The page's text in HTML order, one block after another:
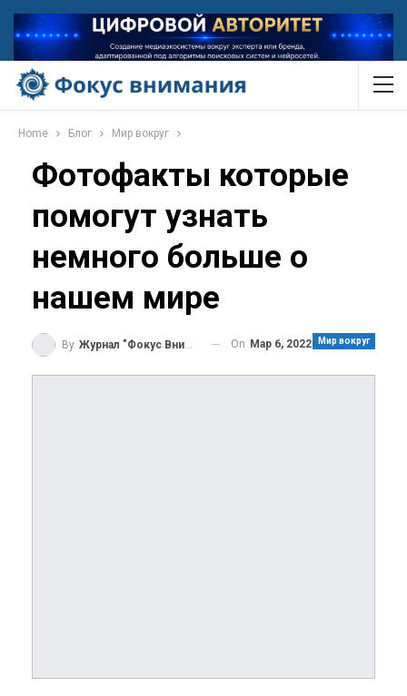
Home Блог Мир вокруг
Фотофакты которые
помогут узнать
немного больше о
нашем мире
Мир вокруг
By Журнал "Фокус Внимания" On Мар 6, 2022